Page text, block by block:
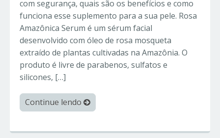
com segurança, quais são os benefícios e como
funciona esse suplemento para a sua pele. Rosa
Amazônica Serum é um sérum facial
desenvolvido com óleo de rosa mosqueta
extraído de plantas cultivadas na Amazônia. O
produto é livre de parabenos, sulfatos e
silicones, […]
Continue lendo